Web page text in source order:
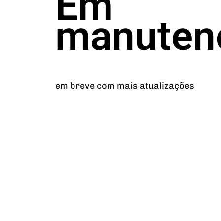
em breve com mais atualizações